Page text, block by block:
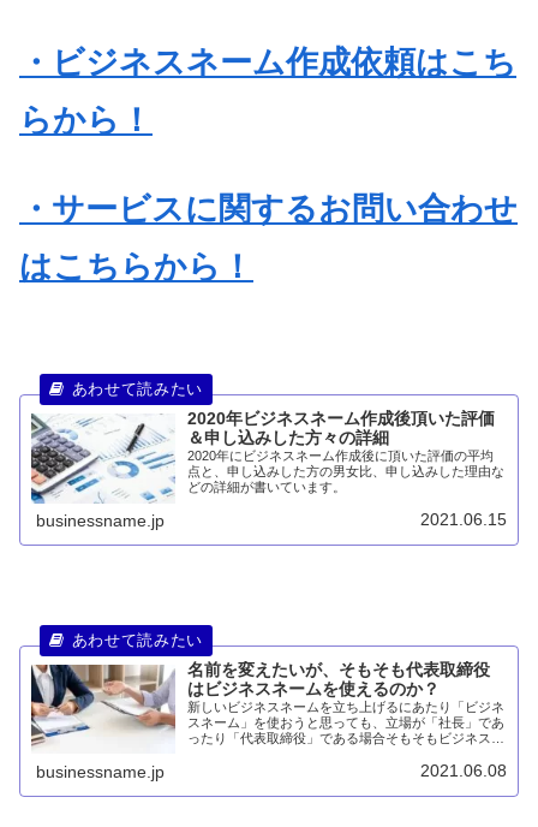
・ビジネスネーム作成依頼はこち
らから！
・サービスに関するお問い合わせ
はこちらから！
2020年ビジネスネーム作成後頂いた評価
＆申し込みした方々の詳細
2020年にビジネスネーム作成後に頂いた評価の平均
点と、申し込みした方の男女比、申し込みした理由な
どの詳細が書いています。
businessname.jp 2021.06.15
名前を変えたいが、そもそも代表取締役
はビジネスネームを使えるのか？
新しいビジネスネームを立ち上げるにあたり「ビジネ
スネーム」を使おうと思っても、立場が「社長」であ
ったり「代表取締役」である場合そもそもビジネスネ
businessname.jp 2021.06.08